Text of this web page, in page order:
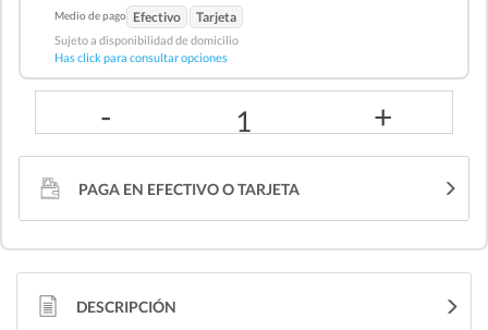
Medio de pago Efectivo Tarjeta
Sujeto a disponibilidad de domicilio
Has click para consultar opciones
- 1 +
PAGA EN EFECTIVO O TARJETA
DESCRIPCIÓN